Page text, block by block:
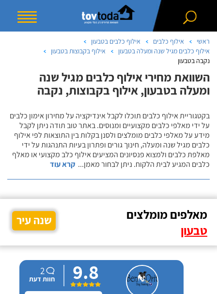
ראשי אילוף כלבים
אילוף כלבים בטבעון
אילוף כלבים מגיל שנה ומעלה בטבעון
אילוף בקבוצות בטבעון
נקבה בטבעון
השוואת מחירי אילוף כלבים מגיל שנה
ומעלה בטבעון, אילוף בקבוצות, נקבה
בקטגוריית אילוף כלבים תוכלו לקבל אינדיקציה על מחירון אימון כלבים
על ידי מאלפי כלבים מקצועיים ומנוסים. באתר טוב תודה ניתן לקבל
מידע על מאלפי כלבים מומלצים ולסנן בקלות בין התוצאות לפי אילוף
כלבים מגיל שנה ומעלה, חינוך גורים ופתרון בעיות התנהגות על ידי
מאלפת כלבים ולמצוא פנסיונים המציעים אילוף כלב מקצועי או מאלף
כלבים המגיע לבית הלקוח. ניתן לבחור מאמן... קרא עוד
מאלפים מומלצים
טבעון
שנה עיר
9.8
2
חוות דעת